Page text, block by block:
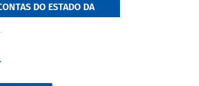
DO ESTADO DA